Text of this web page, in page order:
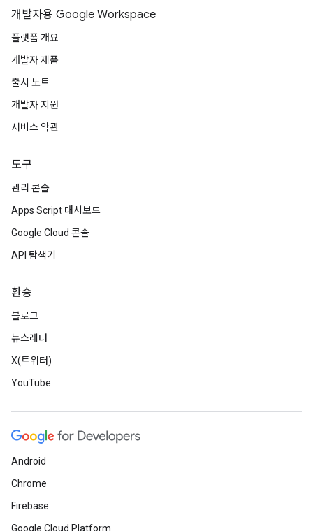
개발자용 Google Workspace
플랫폼 개요
개발자 제품
출시 노트
개발자 지원
서비스 약관
도구
관리 콘솔
Apps Script 대시보드
Google Cloud 콘솔
API 탐색기
환승
블로그
뉴스레터
X(트위터)
YouTube
Android
Chrome
Firebase
Google Cloud Platform